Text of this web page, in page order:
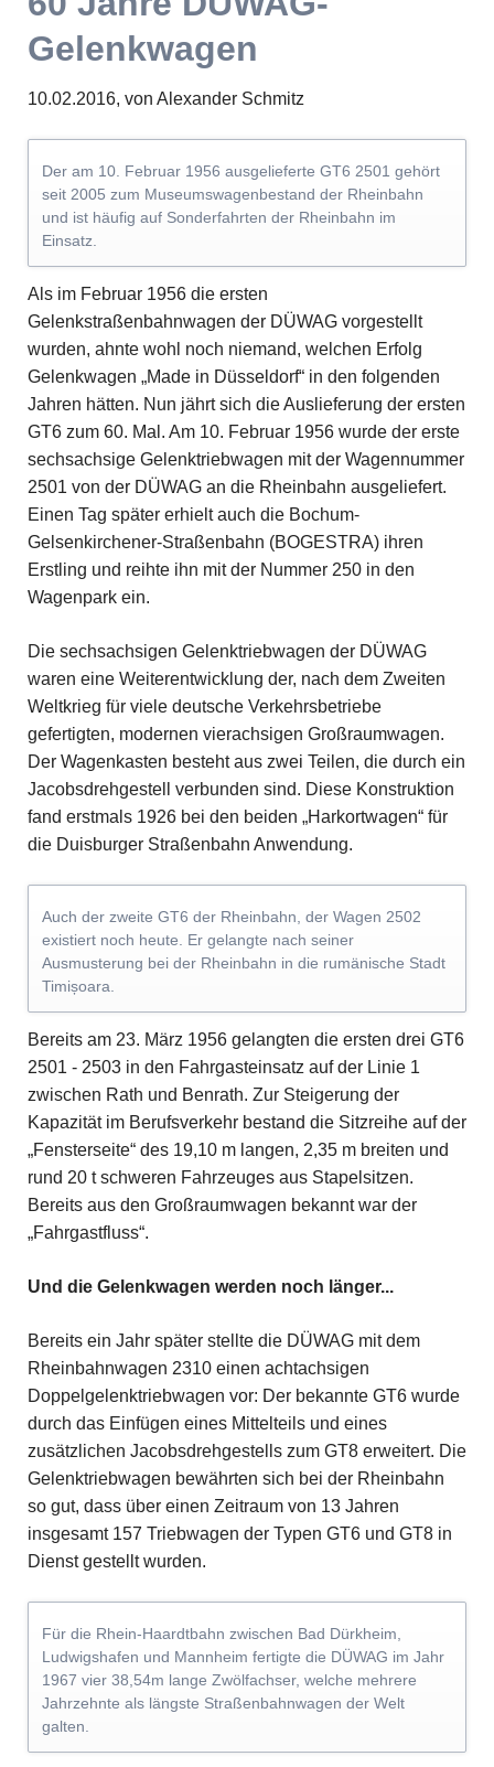
Gelenkwagen
10.02.2016, von Alexander Schmitz
Der am 10. Februar 1956 ausgelieferte GT6 2501 gehört
seit 2005 zum Museumswagenbestand der Rheinbahn
und ist häufig auf Sonderfahrten der Rheinbahn im
Einsatz.
Als im Februar 1956 die ersten
Gelenkstraßenbahnwagen der DÜWAG vorgestellt
wurden, ahnte wohl noch niemand, welchen Erfolg
Gelenkwagen „Made in Düsseldorf“ in den folgenden
Jahren hätten. Nun jährt sich die Auslieferung der ersten
GT6 zum 60. Mal. Am 10. Februar 1956 wurde der erste
sechsachsige Gelenktriebwagen mit der Wagennummer
2501 von der DÜWAG an die Rheinbahn ausgeliefert.
Einen Tag später erhielt auch die Bochum-
Gelsenkirchener-Straßenbahn (BOGESTRA) ihren
Erstling und reihte ihn mit der Nummer 250 in den
Wagenpark ein.
Die sechsachsigen Gelenktriebwagen der DÜWAG
waren eine Weiterentwicklung der, nach dem Zweiten
Weltkrieg für viele deutsche Verkehrsbetriebe
gefertigten, modernen vierachsigen Großraumwagen.
Der Wagenkasten besteht aus zwei Teilen, die durch ein
Jacobsdrehgestell verbunden sind. Diese Konstruktion
fand erstmals 1926 bei den beiden „Harkortwagen“ für
die Duisburger Straßenbahn Anwendung.
Auch der zweite GT6 der Rheinbahn, der Wagen 2502
existiert noch heute. Er gelangte nach seiner
Ausmusterung bei der Rheinbahn in die rumänische Stadt
Timișoara.
Bereits am 23. März 1956 gelangten die ersten drei GT6
2501 - 2503 in den Fahrgasteinsatz auf der Linie 1
zwischen Rath und Benrath. Zur Steigerung der
Kapazität im Berufsverkehr bestand die Sitzreihe auf der
„Fensterseite“ des 19,10 m langen, 2,35 m breiten und
rund 20 t schweren Fahrzeuges aus Stapelsitzen.
Bereits aus den Großraumwagen bekannt war der
„Fahrgastfluss“.
Und die Gelenkwagen werden noch länger...
Bereits ein Jahr später stellte die DÜWAG mit dem
Rheinbahnwagen 2310 einen achtachsigen
Doppelgelenktriebwagen vor: Der bekannte GT6 wurde
durch das Einfügen eines Mittelteils und eines
zusätzlichen Jacobsdrehgestells zum GT8 erweitert. Die
Gelenktriebwagen bewährten sich bei der Rheinbahn
so gut, dass über einen Zeitraum von 13 Jahren
insgesamt 157 Triebwagen der Typen GT6 und GT8 in
Dienst gestellt wurden.
Für die Rhein-Haardtbahn zwischen Bad Dürkheim,
Ludwigshafen und Mannheim fertigte die DÜWAG im Jahr
1967 vier 38,54m lange Zwölfachser, welche mehrere
Jahrzehnte als längste Straßenbahnwagen der Welt
galten.